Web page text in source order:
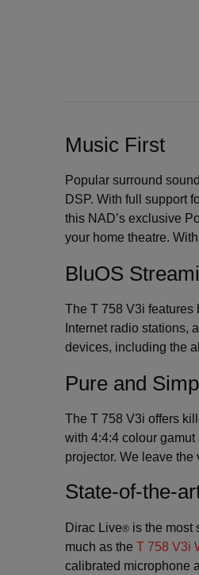
Music First
Popular surround
DSP. With full support
this NAD’s exclusive
your home theatre.
BluOS
The T 758 V3i features
Internet radio stations,
devices, including the
Pure and
The T 758 V3i offers
with 4:4:4 colour
projector. We leave
State-of-the-
Dirac Live® is the most
much as the T 758 V3i
calibrated microphone